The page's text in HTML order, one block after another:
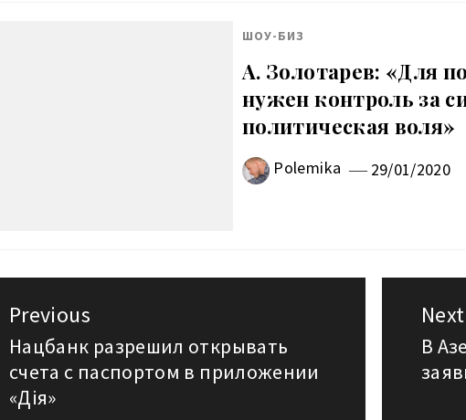
ШОУ-БИЗ
А. Золотарев: «Для
нужен контроль за
политическая воля»
Polemika 29/01/2020
Previous
Previous
post:
Нацбанк разрешил открывать
счета с паспортом в приложении
«Дія»
Next
Next
В